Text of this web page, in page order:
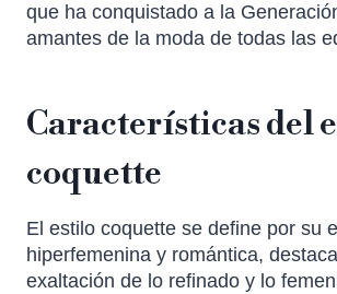
que ha conquistado a la
amantes de la moda de todas las
Características del
coquette
El estilo coquette se define por su
hiperfemenina y romántica,
exaltación de lo refinado y lo